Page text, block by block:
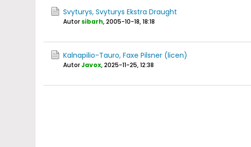
Svyturys, Svyturys Ekstra Draught
Autor sibarh,2005-10-18, 18:18
Kalnapilio-Tauro, Faxe Pilsner (licen)
AutorJavox,2025-11-25, 12:38